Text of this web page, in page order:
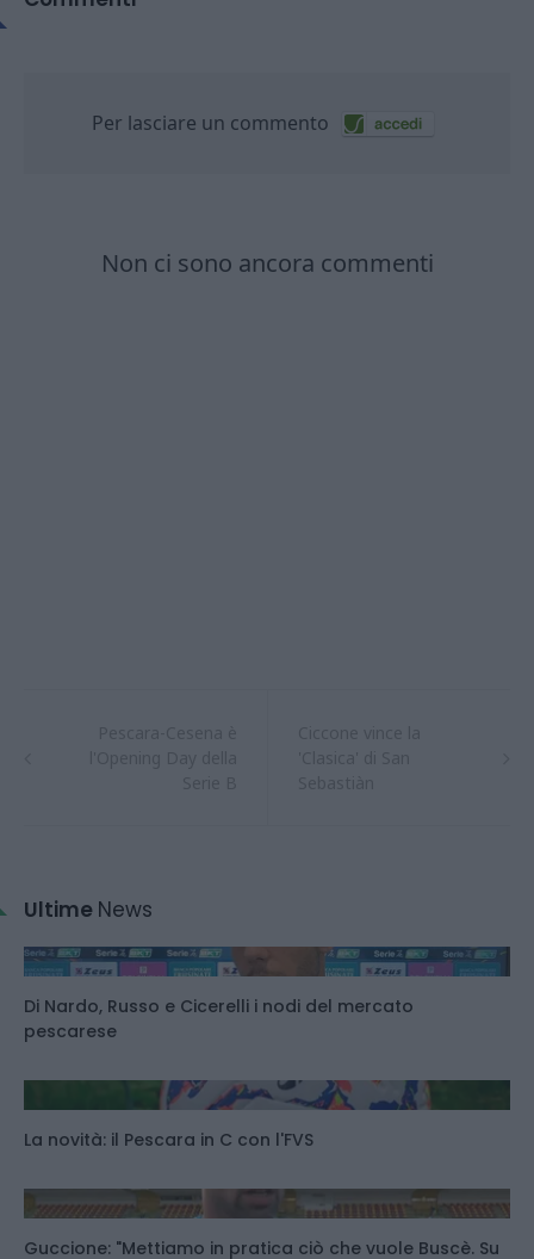
Ultime News
Di Nardo, Russo e Cicerelli i nodi del mercato
pescarese
La novità: il Pescara in C con l'FVS
Guccione: "Mettiamo in pratica ciò che vuole Buscè. Su